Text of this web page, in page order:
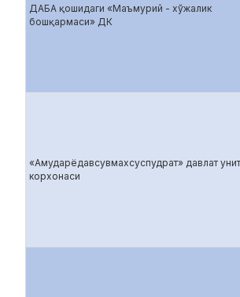
ДАБА қошидаги «Маъмурий - хўжалик
бошқармаси» ДК
«Амударёдавсувмахсуспудрат» давлат
корхонаси